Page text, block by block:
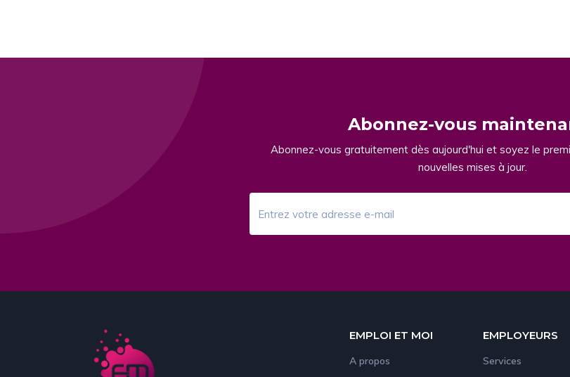
Abonnez-vous
Abonnez-vous gratuitement dès aujourd'hui et soyez le
nouvelles mises à jour.
EMPLOI ET MOI
A propos
EMPLOYEURS
Services